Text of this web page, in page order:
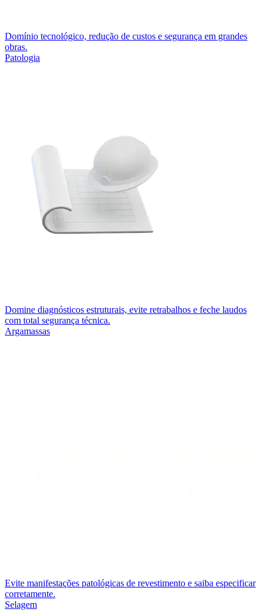
Domínio tecnológico, redução de custos e segurança em grandes
obras.
Patologia
Domine diagnósticos estruturais, evite retrabalhos e feche laudos
com total segurança técnica.
Argamassas
Evite manifestações patológicas de revestimento e saiba especificar
corretamente.
Selagem